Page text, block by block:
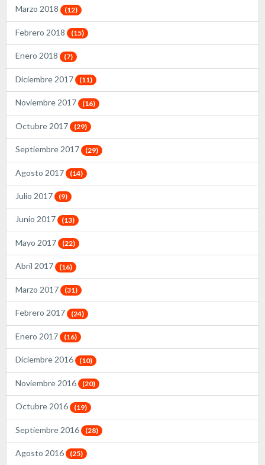
Marzo 2018 (12)
Febrero 2018 (15)
Enero 2018 (7)
Diciembre 2017 (11)
Noviembre 2017 (16)
Octubre 2017 (29)
Septiembre 2017 (29)
Agosto 2017 (14)
Julio 2017 (9)
Junio 2017 (13)
Mayo 2017 (22)
Abril 2017 (16)
Marzo 2017 (31)
Febrero 2017 (24)
Enero 2017 (16)
Diciembre 2016 (10)
Noviembre 2016 (20)
Octubre 2016 (19)
Septiembre 2016 (28)
Agosto 2016 (25)